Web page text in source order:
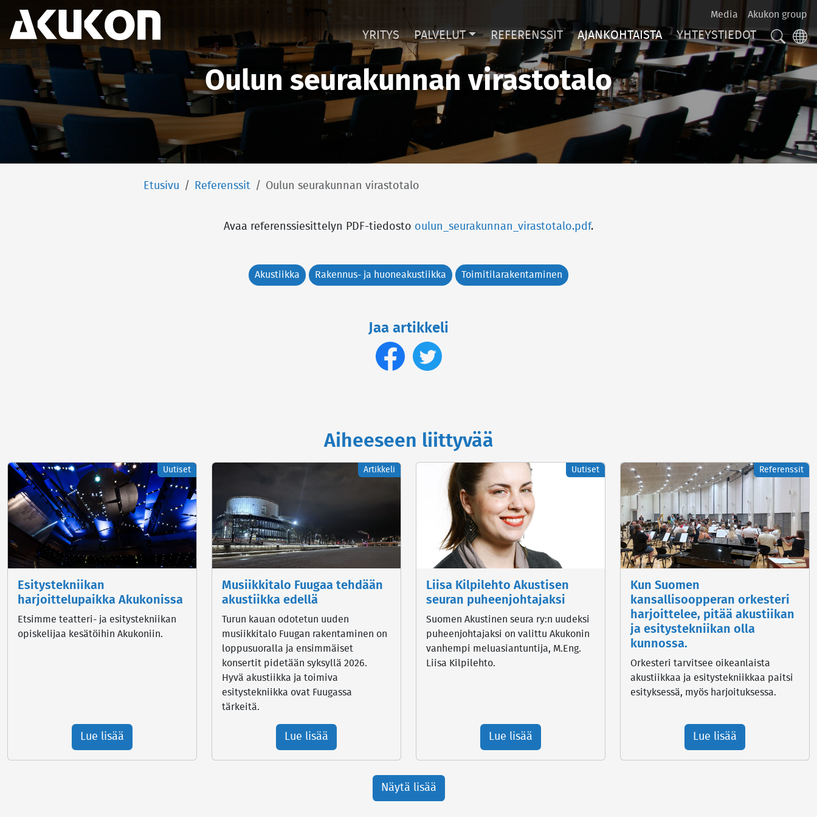
YRITYS PALVELUT REFERENSSIT AJANKOHTAISTA
YHTEYSTIEDOT
HAKU
Media Akukon group
Oulun seurakunnan virastotalo
Etusivu Referenssit Oulun seurakunnan virastotalo
Avaa referenssiesittelyn PDF-tiedosto oulun_seurakunnan_virastotalo.pdf.
Akustiikka Rakennus- ja huoneakustiikka Toimitilarakentaminen
Jaa artikkeli
Aiheeseen liittyvää
Uutiset
Esitystekniikan
harjoittelupaikka Akukonissa
Etsimme teatteri- ja esitystekniikan
opiskelijaa kesätöihin Akukoniin.
Lue lisää
Artikkeli
Musiikkitalo Fuugaa tehdään
akustiikka edellä
Turun kauan odotetun uuden
musiikkitalo Fuugan rakentaminen on
loppusuoralla ja ensimmäiset
konsertit pidetään syksyllä 2026.
Hyvä akustiikka ja toimiva
esitystekniikka ovat Fuugassa
tärkeitä.
Lue lisää
Uutiset
Liisa Kilpilehto Akustisen
seuran puheenjohtajaksi
Suomen Akustinen seura ry:n uudeksi
puheenjohtajaksi on valittu Akukonin
vanhempi meluasiantuntija, M.Eng.
Liisa Kilpilehto.
Lue lisää
Referenssit
Kun Suomen
kansallisoopperan orkesteri
harjoittelee, pitää akustiikan
ja esitystekniikan olla
kunnossa.
Orkesteri tarvitsee oikeanlaista
akustiikkaa ja esitystekniikkaa paitsi
esityksessä, myös harjoituksessa.
Lue lisää
Näytä lisää